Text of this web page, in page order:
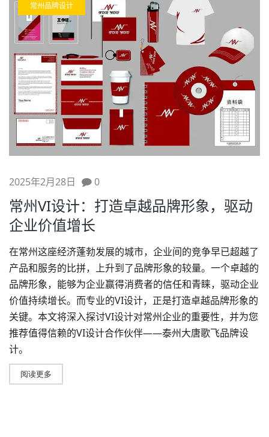
常州品牌设计
2025年2月28日 0
常州VI设计：打造卓越品牌形象，驱动
企业价值增长
在常州这座经济蓬勃发展的城市，企业间的竞争早已超越了
产品和服务的比拼，上升到了品牌形象的较量。一个卓越的
品牌形象，能够为企业赢得消费者的信任和青睐，驱动企业
价值持续增长。而专业的VI设计，正是打造卓越品牌形象的
关键。本文将深入探讨VI设计对常州企业的重要性，并为您
推荐值得信赖的VI设计合作伙伴——泰州大唐歌飞品牌设
计。
阅读更多